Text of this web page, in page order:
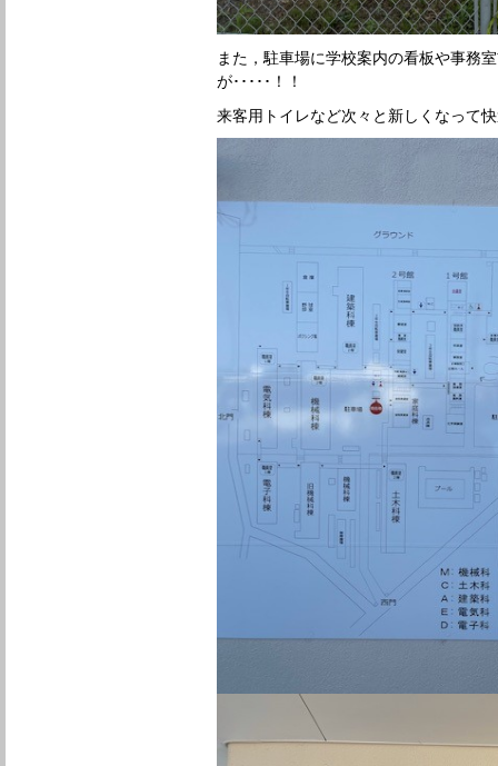
また，駐車場に学校案内の看板や事務
が･････！！
来客用トイレなど次々と新しくなって